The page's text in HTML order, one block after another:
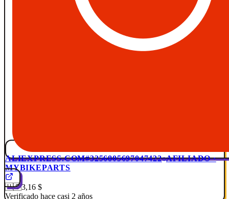
ALIEXPRESS.COM#3256805697047422 AFILIADO ·
MYBIKEPARTS
🇺🇸3,16 $
Verificado hace casi 2 años